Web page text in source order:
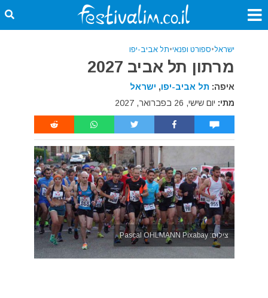
ישראל•ספורט ופנאי•תל אביב-יפו
מרתון תל אביב 2027
איפה: תל אביב-יפו, ישראל
מתי: יום שישי, 26 בפברואר, 2027
צילום: Pascal OHLMANN Pixabay